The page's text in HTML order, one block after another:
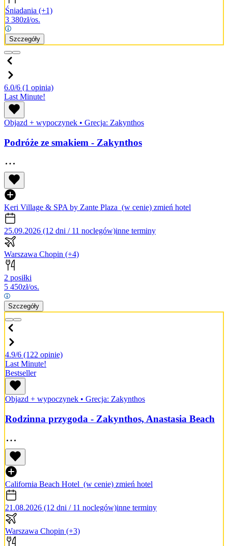
Śniadania (+1)
3 380zł/os.
Szczegóły
6.0/6 (1 opinia)
Last Minute!
Objazd + wypoczynek • Grecja: Zakynthos
Podróże ze smakiem - Zakynthos
Keri Village & SPA by Zante Plaza (w cenie) zmień hotel
25.09.2026 (12 dni / 11 noclegów)inne terminy
Warszawa Chopin (+4)
2 posiłki
5 450zł/os.
Szczegóły
4.9/6 (122 opinie)
Last Minute!
Bestseller
Objazd + wypoczynek • Grecja: Zakynthos
Rodzinna przygoda - Zakynthos, Anastasia Beach
California Beach Hotel (w cenie) zmień hotel
21.08.2026 (12 dni / 11 noclegów)inne terminy
Warszawa Chopin (+3)